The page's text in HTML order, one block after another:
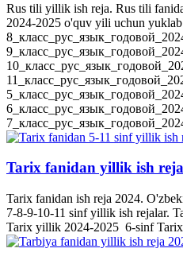
Rus tili yillik ish reja. Rus tili
2024-2025 o'quv yili uchun
Tarix fanidan yillik ish
Tarix fanidan ish reja 2024.
7-8-9-10-11 sinf yillik ish rejalar.
Tarix yillik 2024-2025 6-sinf